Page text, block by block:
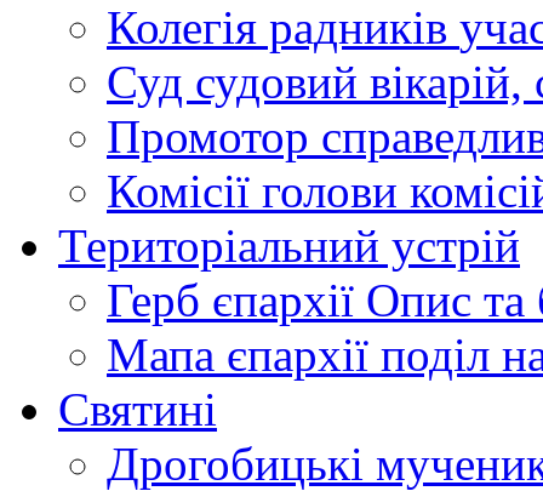
Колегія радників
Суд судовий вікарій,
Промотор
Комісії голови
Територіальний устрій
Герб єпархії Опис та
Мапа єпархії поділ
Святині
Дрогобицькі